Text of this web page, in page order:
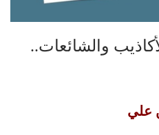
والشائعات..
علي